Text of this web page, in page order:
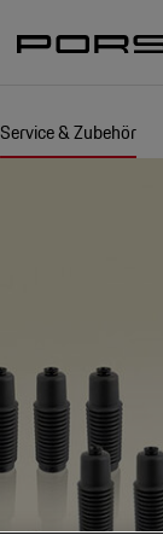
Service & Zubehör